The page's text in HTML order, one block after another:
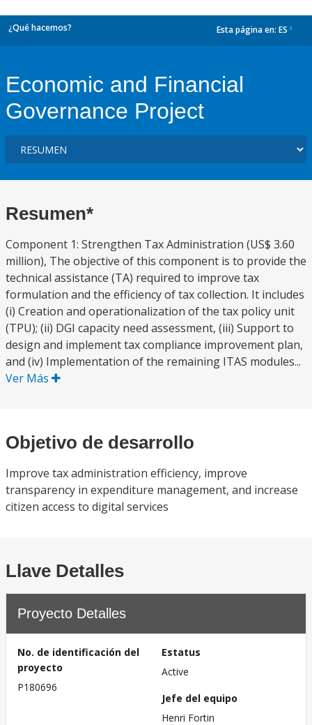
¿Qué hacemos? Esta página en: ES
Economic and Financial
Governance Project
Resumen*
Component 1: Strengthen Tax Administration (US$ 3.60
million), The objective of this component is to provide the
technical assistance (TA) required to improve tax
formulation and the efficiency of tax collection. It includes
(i) Creation and operationalization of the tax policy unit
(TPU); (ii) DGI capacity need assessment, (iii) Support to
design and implement tax compliance improvement plan,
and (iv) Implementation of the remaining ITAS modules...
Ver Más
Objetivo de desarrollo
Improve tax administration efficiency, improve
transparency in expenditure management, and increase
citizen access to digital services
Llave Detalles
Proyecto Detalles
No. de identificación del
proyecto
P180696
Estatus
Active
Jefe del equipo
Henri Fortin